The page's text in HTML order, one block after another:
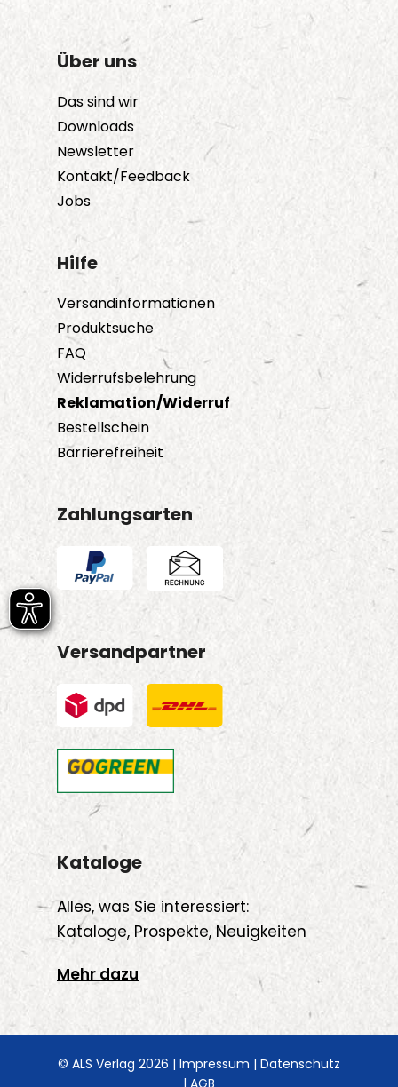
Über uns
Das sind wir
Downloads
Newsletter
Kontakt/Feedback
Jobs
Hilfe
Versandinformationen
Produktsuche
FAQ
Widerrufsbelehrung
Reklamation/Widerruf
Bestellschein
Barrierefreiheit
Zahlungsarten
Versandpartner
Kataloge
Alles, was Sie interessiert:
Kataloge, Prospekte, Neuigkeiten
Mehr dazu
© ALS Verlag 2026 | Impressum | Datenschutz
| AGB